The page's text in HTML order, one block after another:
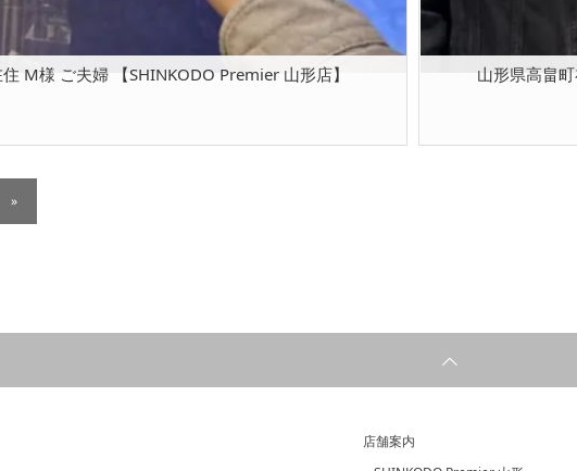
M様 ご夫婦 【SHINKODO Premier 山形店】 山形県高畠
»
店舗案内